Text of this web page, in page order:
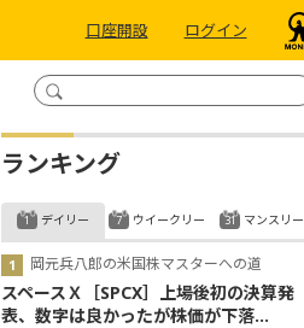
口座開設 ログイン
ランキング
デイリー
岡元兵八郎の米国株マスターへの道
スペースＸ［SPCX］上場後初の決算発
表、数字は良かったが株価が下落...
ウイークリー マンスリー